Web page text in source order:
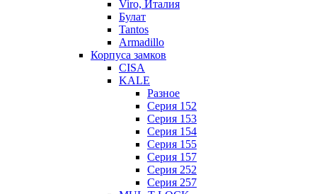
Viro, Италия
Булат
Tantos
Armadillo
Корпуса замков
CISA
KALE
Разное
Серия 152
Серия 153
Серия 154
Серия 155
Серия 157
Серия 252
Серия 257